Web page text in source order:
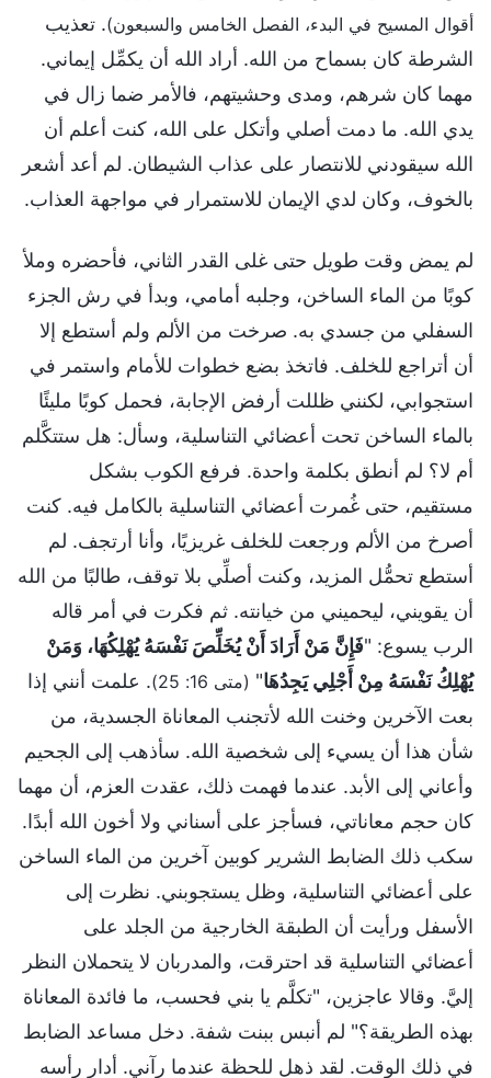
أقوال المسيح في البدء، الفصل الخامس والسبعون). تعذيب
الشرطة كان بسماح من الله. أراد الله أن يكمِّل إيماني.
مهما كان شرهم، ومدى وحشيتهم، فالأمر ضما زال في
يدي الله. ما دمت أصلي وأتكل على الله، كنت أعلم أن
الله سيقودني للانتصار على عذاب الشيطان. لم أعد أشعر
بالخوف، وكان لدي الإيمان للاستمرار في مواجهة العذاب.
لم يمض وقت طويل حتى غلى القدر الثاني، فأحضره وملأ
كوبًا من الماء الساخن، وجلبه أمامي، وبدأ في رش الجزء
السفلي من جسدي به. صرخت من الألم ولم أستطع إلا
أن أتراجع للخلف. فاتخذ بضع خطوات للأمام واستمر في
استجوابي، لكنني ظللت أرفض الإجابة، فحمل كوبًا مليئًا
بالماء الساخن تحت أعضائي التناسلية، وسأل: هل ستتكَّلم
أم لا؟ لم أنطق بكلمة واحدة. فرفع الكوب بشكل
مستقيم، حتى غُمرت أعضائي التناسلية بالكامل فيه. كنت
أصرخ من الألم ورجعت للخلف غريزيًا، وأنا أرتجف. لم
أستطع تحمُّل المزيد، وكنت أصلِّي بلا توقف، طالبًا من الله
أن يقويني، ليحميني من خيانته. ثم فكرت في أمر قاله
الرب يسوع: "فَإِنَّ مَنْ أَرَادَ أَنْ يُخَلِّصَ نَفْسَهُ يُهْلِكُهَا، وَمَنْ
يُهْلِكُ نَفْسَهُ مِنْ أَجْلِي يَجِدُهَا" (متى 16: 25)
. علمت أنني إذا
بعت الآخرين وخنت الله لأتجنب المعاناة الجسدية، من
شأن هذا أن يسيء إلى شخصية الله. سأذهب إلى الجحيم
وأعاني إلى الأبد. عندما فهمت ذلك، عقدت العزم، أن مهما
كان حجم معاناتي، فسأجز على أسناني ولا أخون الله أبدًا.
سكب ذلك الضابط الشرير كوبين آخرين من الماء الساخن
على أعضائي التناسلية، وظل يستجوبني. نظرت إلى
الأسفل ورأيت أن الطبقة الخارجية من الجلد على
أعضائي التناسلية قد احترقت، والمدربان لا يتحملان النظر
إليَّ. وقالا عاجزين، "تكلَّم يا بني فحسب، ما فائدة المعاناة
بهذه الطريقة؟" لم أنبس ببنت شفة. دخل مساعد الضابط
في ذلك الوقت. لقد ذهل للحظة عندما رآني. أدار رأسه